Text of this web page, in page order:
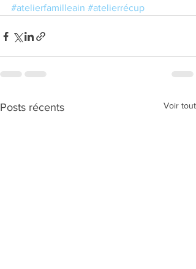
#atelierfamilleain #atelierrécup
Posts récents Voir tout